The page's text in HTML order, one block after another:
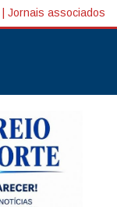
Jornais associados